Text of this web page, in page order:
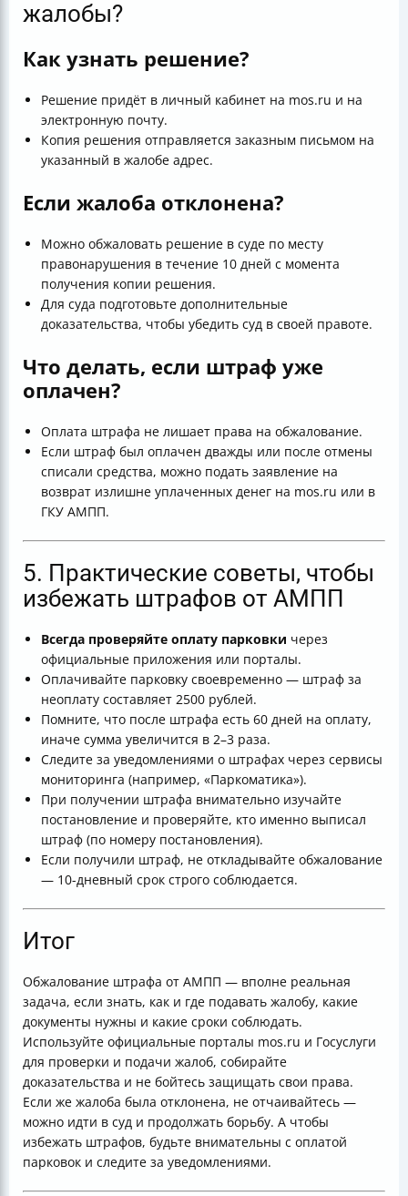
жалобы?
Как узнать решение?
Решение придёт в личный кабинет на mos.ru и на
электронную почту.
Копия решения отправляется заказным письмом на
указанный в жалобе адрес.
Если жалоба отклонена?
Можно обжаловать решение в суде по месту
правонарушения в течение 10 дней с момента
получения копии решения.
Для суда подготовьте дополнительные
доказательства, чтобы убедить суд в своей правоте.
Что делать, если штраф уже
оплачен?
Оплата штрафа не лишает права на обжалование.
Если штраф был оплачен дважды или после отмены
списали средства, можно подать заявление на
возврат излишне уплаченных денег на mos.ru или в
ГКУ АМПП.
5. Практические советы, чтобы
избежать штрафов от АМПП
Всегда проверяйте оплату парковки через
официальные приложения или порталы.
Оплачивайте парковку своевременно — штраф за
неоплату составляет 2500 рублей.
Помните, что после штрафа есть 60 дней на оплату,
иначе сумма увеличится в 2–3 раза.
Следите за уведомлениями о штрафах через сервисы
мониторинга (например, «Паркоматика»).
При получении штрафа внимательно изучайте
постановление и проверяйте, кто именно выписал
штраф (по номеру постановления).
Если получили штраф, не откладывайте обжалование
— 10-дневный срок строго соблюдается.
Итог
Обжалование штрафа от АМПП — вполне реальная
задача, если знать, как и где подавать жалобу, какие
документы нужны и какие сроки соблюдать.
Используйте официальные порталы mos.ru и Госуслуги
для проверки и подачи жалоб, собирайте
доказательства и не бойтесь защищать свои права.
Если же жалоба была отклонена, не отчаивайтесь —
можно идти в суд и продолжать борьбу. А чтобы
избежать штрафов, будьте внимательны с оплатой
парковок и следите за уведомлениями.